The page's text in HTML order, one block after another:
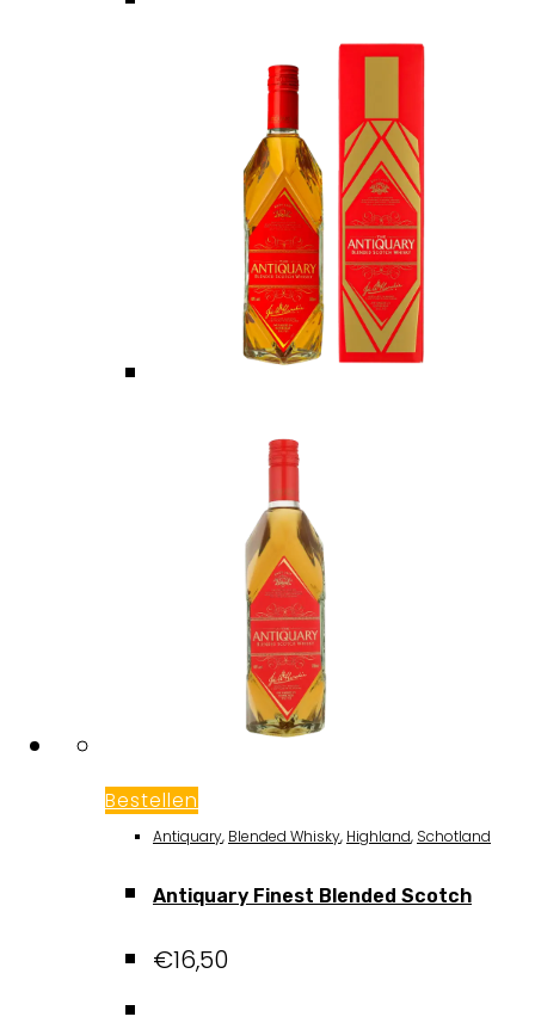
Bestellen
Antiquary, Blended Whisky, Highland, Schotland
Antiquary Finest Blended Scotch
€16,50